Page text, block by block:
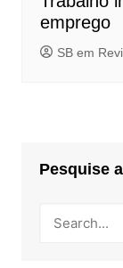
emprego
SB em
Pesquise